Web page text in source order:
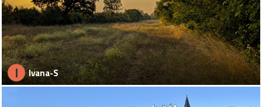
I Ivana-S